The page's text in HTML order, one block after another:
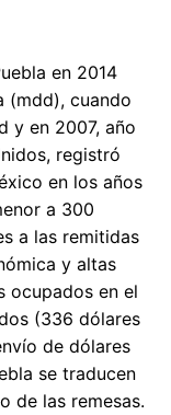
en 2014
(mdd), cuando
y en 2007, año
registró
en los años
a 300
a las remitidas
y altas
ocupados en el
(336 dólares
de dólares
se traducen
de las remesas.